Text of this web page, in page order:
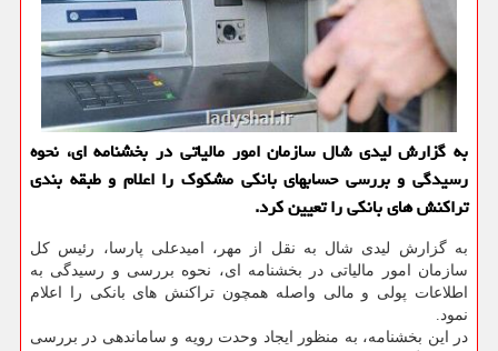
به گزارش لیدی شال سازمان امور مالیاتی در بخشنامه ای، نحوه
رسیدگی و بررسی حسابهای بانكی مشكوك را اعلام و طبقه بندی
تراكنش های بانكی را تعیین كرد.
به گزارش لیدی شال به نقل از مهر، امیدعلی پارسا، رئیس كل
سازمان امور مالیاتی در بخشنامه ای، نحوه بررسی و رسیدگی به
اطلاعات پولی و مالی واصله همچون تراكنش های بانكی را اعلام
نمود.
در این بخشنامه، به منظور ایجاد وحدت رویه و ساماندهی در بررسی